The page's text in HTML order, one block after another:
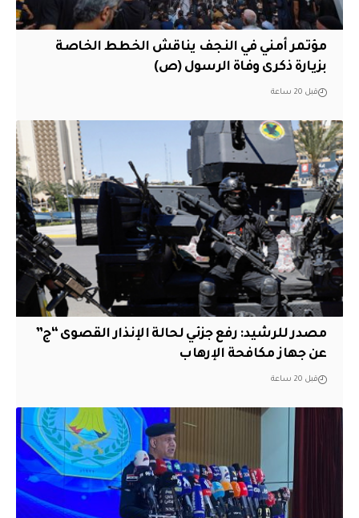
مؤتمر أمني في النجف يناقش الخطط الخاصة
بزيارة ذكرى وفاة الرسول (ص)
قبل 20 ساعة
مصدر للرشيد: رفع جزئي لحالة الإنذار القصوى “ج”
عن جهاز مكافحة الإرهاب
قبل 20 ساعة